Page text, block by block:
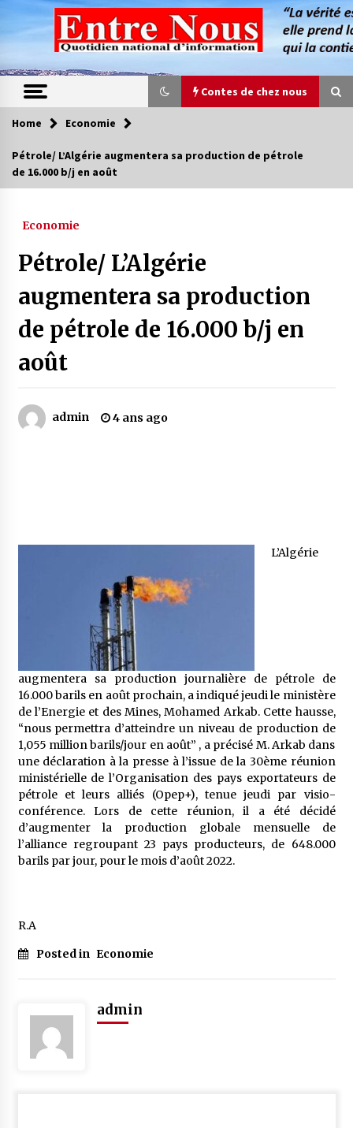
content
Contes de chez nous
Contes de chez nous
Magie de sorcier
4 ans ago
Oum el Gaïla / L’ogresse du M’zab
4 ans ago
4 ans ago
Le bouc de l’Au-delà
5 ans ago
Le monstrueux vieillard (Un récit du Sud
algérien)
5 ans ago
Rencontre nocturne dans le désert (Un conte
touareg)
5 ans ago
Un conte targui/ Quand la tête est vide
5 ans ago
Home Economie
Pétrole/ L’Algérie augmentera sa production de pétrole
de 16.000 b/j en août
Economie
Pétrole/ L’Algérie
augmentera sa production
de pétrole de 16.000 b/j en
août
admin 4 ans ago
L’Algérie
augmentera sa production journalière de pétrole de
16.000 barils en août prochain, a indiqué jeudi le ministère
de l’Energie et des Mines, Mohamed Arkab. Cette hausse,
“nous permettra d’atteindre un niveau de production de
1,055 million barils/jour en août” , a précisé M. Arkab dans
une déclaration à la presse à l’issue de la 30ème réunion
ministérielle de l’Organisation des pays exportateurs de
pétrole et leurs alliés (Opep+), tenue jeudi par visio-
conférence. Lors de cette réunion, il a été décidé
d’augmenter la production globale mensuelle de
l’alliance regroupant 23 pays producteurs, de 648.000
barils par jour, pour le mois d’août 2022.
R.A
Posted in Economie
admin